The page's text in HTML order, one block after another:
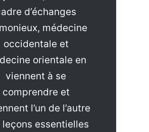
d’échanges
médecine
occidentale et
orientale en
viennent à se
comprendre et
l’un de l’autre
leçons essentielles